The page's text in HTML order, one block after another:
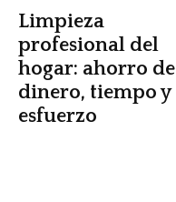
Limpieza
profesional del
hogar: ahorro de
dinero, tiempo y
esfuerzo